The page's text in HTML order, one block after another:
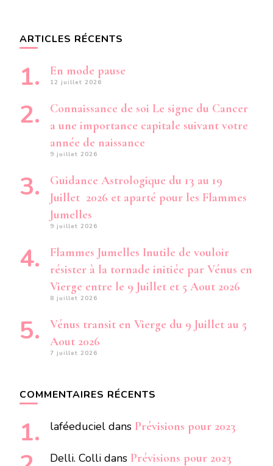
ARTICLES RÉCENTS
En mode pause
12 juillet 2026
Connaissance de soi Le signe du Cancer
a une importance capitale suivant votre
année de naissance
9 juillet 2026
Guidance Astrologique du 13 au 19
Juillet 2026 et aparté pour les Flammes
Jumelles
9 juillet 2026
Flammes Jumelles Inutile de vouloir
résister à la tornade initiée par Vénus en
Vierge entre le 9 Juillet et 5 Aout 2026
8 juillet 2026
Vénus transit en Vierge du 9 Juillet au 5
Aout 2026
7 juillet 2026
COMMENTAIRES RÉCENTS
laféeduciel dans Prévisions pour 2023
Delli. Colli dans Prévisions pour 2023